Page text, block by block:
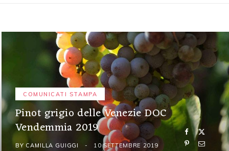
COMUNICATI STAMPA
Pinot grigio delle Venezie DOC
Vendemmia 2019
BY CAMILLA GUIGGI 10 SETTEMBRE 2019